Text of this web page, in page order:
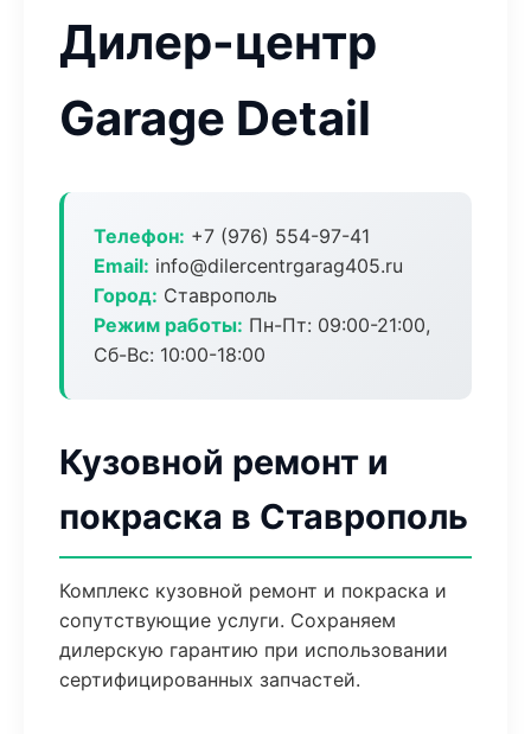
Дилер-центр
Garage Detail
Телефон: +7 (976) 554-97-41
Email: info@dilercentrgarag405.ru
Город: Ставрополь
Режим работы: Пн-Пт: 09:00-21:00,
Сб-Вс: 10:00-18:00
Кузовной ремонт и
покраска в Ставрополь
Комплекс кузовной ремонт и покраска и
сопутствующие услуги. Сохраняем
дилерскую гарантию при использовании
сертифицированных запчастей.